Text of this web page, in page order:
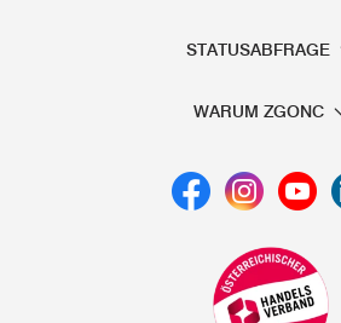
STATUSABFRAGE
WARUM ZGONC